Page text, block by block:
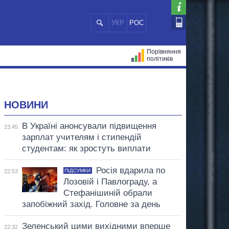
УКР РОС
Порівняння
політиків
НОВИНИ
23:45
В Україні анонсували підвищення
зарплат учителям і стипендій
студентам: як зростуть виплати
22:53 ПІДСУМКИ
Росія вдарила по
Лозовій і Павлограду, а
Стефанішиній обрали
запобіжний захід. Головне за день
22:32
Зеленський цими вихідними вперше